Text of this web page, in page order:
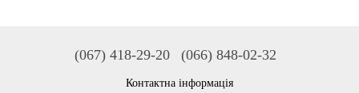
(067) 418-29-20 (066) 848-02-32
Контактна інформація